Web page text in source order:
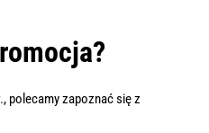
polecamy zapoznać się z